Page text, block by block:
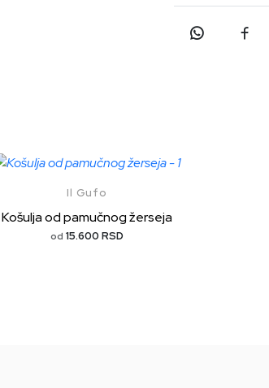
Il Gufo
Košulja od pamučnog žerseja
od 15.600 RSD